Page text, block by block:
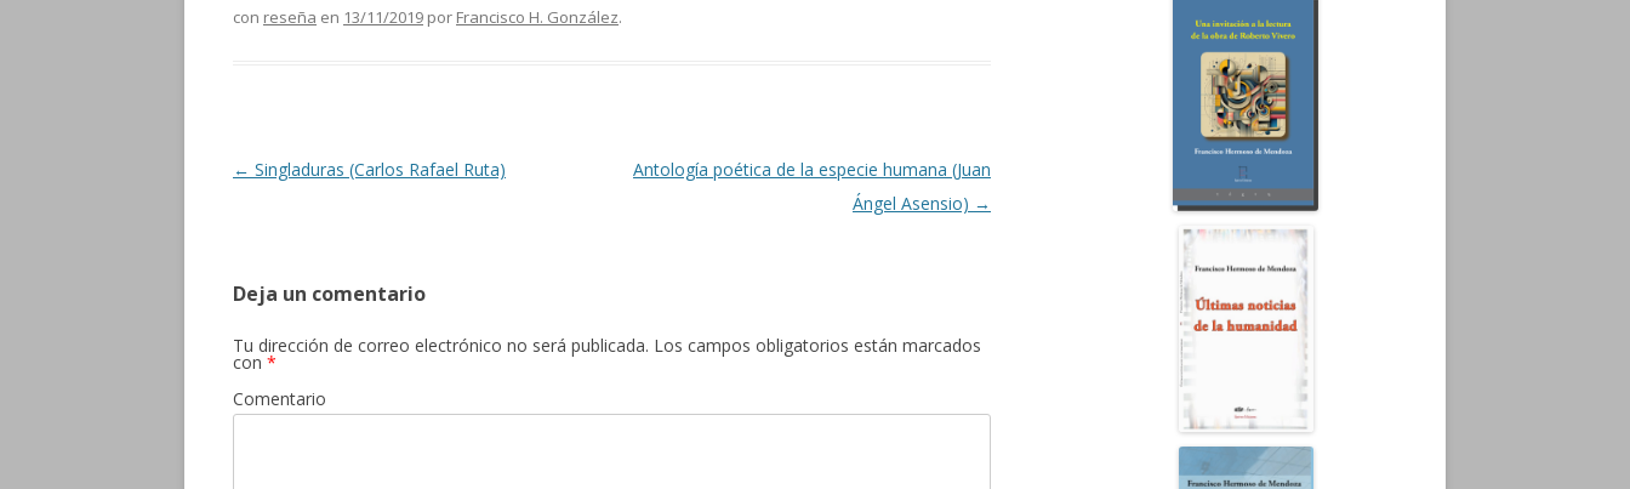
con reseña en 13/11/2019 por Francisco H. González.
Navegación de entradas
← Singladuras (Carlos Rafael Ruta)
Antología poética de la especie humana (Juan
Ángel Asensio) →
Deja un comentario
Tu dirección de correo electrónico no será publicada. Los campos obligatorios están marcados
con *
Comentario